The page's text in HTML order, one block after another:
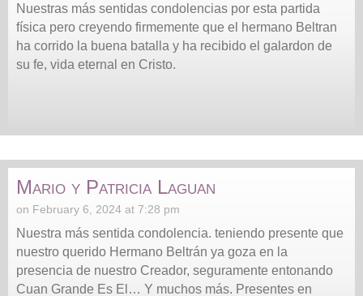
Nuestras más sentidas condolencias por esta partida
física pero creyendo firmemente que el hermano Beltran
ha corrido la buena batalla y ha recibido el galardon de
su fe, vida eternal en Cristo.
Mario y Patricia Laguan
on February 6, 2024 at 7:28 pm
Nuestra más sentida condolencia. teniendo presente que
nuestro querido Hermano Beltrán ya goza en la
presencia de nuestro Creador, seguramente entonando
Cuan Grande Es El… Y muchos más. Presentes en